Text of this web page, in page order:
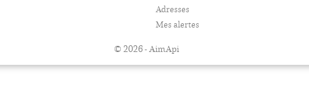
Adresses
Mes alertes
© 2026 - AimApi